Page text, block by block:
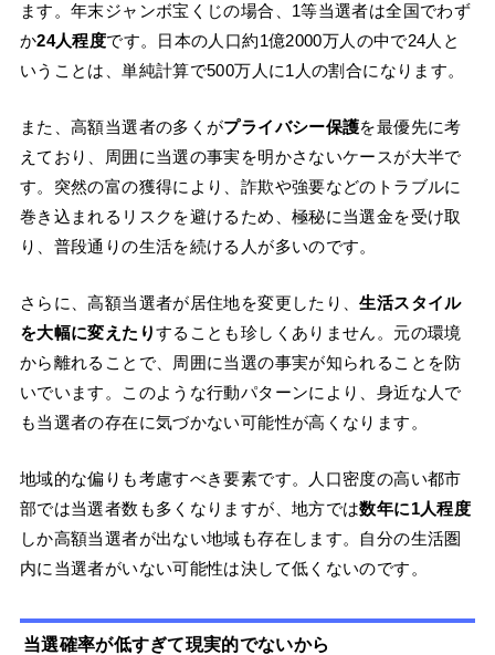
ます。年末ジャンボ宝くじの場合、1等当選者は全国でわず
か24人程度です。日本の人口約1億2000万人の中で24人と
いうことは、単純計算で500万人に1人の割合になります。
また、高額当選者の多くがプライバシー保護を最優先に考
えており、周囲に当選の事実を明かさないケースが大半で
す。突然の富の獲得により、詐欺や強要などのトラブルに
巻き込まれるリスクを避けるため、極秘に当選金を受け取
り、普段通りの生活を続ける人が多いのです。
さらに、高額当選者が居住地を変更したり、生活スタイル
を大幅に変えたりすることも珍しくありません。元の環境
から離れることで、周囲に当選の事実が知られることを防
いでいます。このような行動パターンにより、身近な人で
も当選者の存在に気づかない可能性が高くなります。
地域的な偏りも考慮すべき要素です。人口密度の高い都市
部では当選者数も多くなりますが、地方では数年に1人程度
しか高額当選者が出ない地域も存在します。自分の生活圏
内に当選者がいない可能性は決して低くないのです。
当選確率が低すぎて現実的でないから